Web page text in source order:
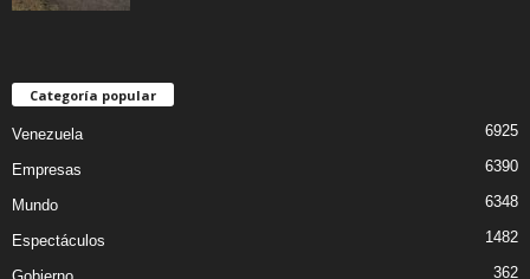
Categoría popular
Venezuela 6925
Empresas 6390
Mundo 6348
Espectáculos 1482
362